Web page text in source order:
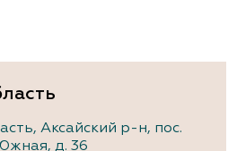
Аксайский р-н, пос.
д. 36